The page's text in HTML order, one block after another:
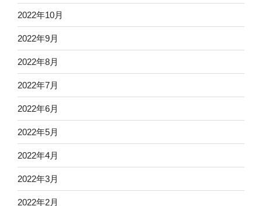
2022年10月
2022年9月
2022年8月
2022年7月
2022年6月
2022年5月
2022年4月
2022年3月
2022年2月